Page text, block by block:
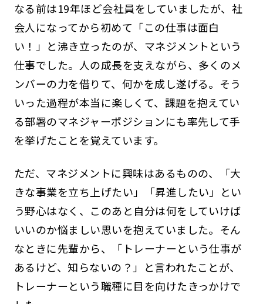
なる前は19年ほど会社員をしていましたが、社
会人になってから初めて「この仕事は面白
い！」と沸き立ったのが、マネジメントという
仕事でした。人の成長を支えながら、多くのメ
ンバーの力を借りて、何かを成し遂げる。そう
いった過程が本当に楽しくて、課題を抱えてい
る部署のマネジャーポジションにも率先して手
を挙げたことを覚えています。
ただ、マネジメントに興味はあるものの、「大
きな事業を立ち上げたい」「昇進したい」とい
う野心はなく、このあと自分は何をしていけば
いいのか悩ましい思いを抱えていました。そん
なときに先輩から、「トレーナーという仕事が
あるけど、知らないの？」と言われたことが、
トレーナーという職種に目を向けたきっかけで